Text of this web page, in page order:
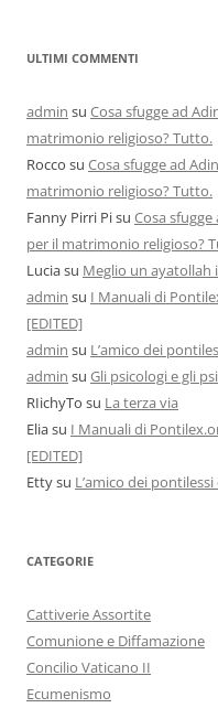
ULTIMI COMMENTI
admin su Cosa sfugge ad
matrimonio religioso? Tutto.
Rocco su Cosa sfugge ad
matrimonio religioso? Tutto.
Fanny Pirri Pisu Cosa
per il matrimonio religioso?
Luciasu Meglio un ayatollah
admin su I Manuali di
[EDITED]
admin su L’amico dei
admin su Gli psicologi e gli
RIichyTo su La terza via
Eliasu I Manuali di
[EDITED]
Ettysu L’amico dei
CATEGORIE
Cattiverie Assortite
Comunione e Diffamazione
Concilio Vaticano II
Ecumenismo